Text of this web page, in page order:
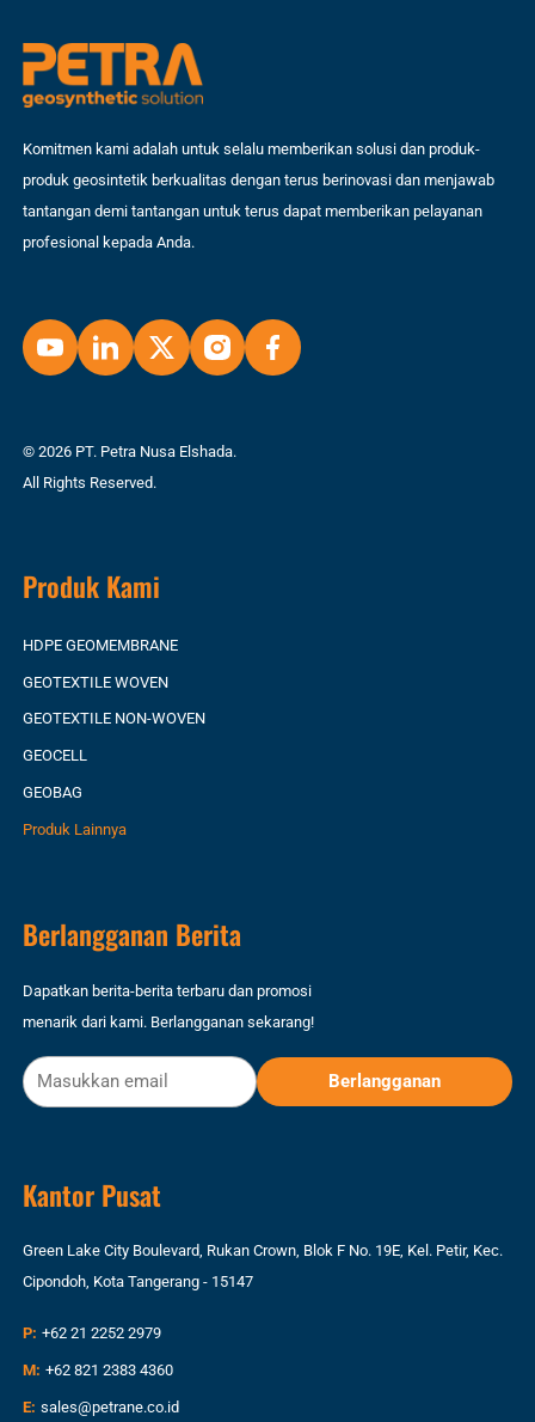
Komitmen kami adalah untuk selalu memberikan solusi dan produk-
produk geosintetik berkualitas dengan terus berinovasi dan menjawab
tantangan demi tantangan untuk terus dapat memberikan pelayanan
profesional kepada Anda.
© 2026 PT. Petra Nusa Elshada.
All Rights Reserved.
Produk Kami
HDPE GEOMEMBRANE
GEOTEXTILE WOVEN
GEOTEXTILE NON-WOVEN
GEOCELL
GEOBAG
Produk Lainnya
Berlangganan Berita
Dapatkan berita-berita terbaru dan promosi
menarik dari kami. Berlangganan sekarang!
Kantor Pusat
Green Lake City Boulevard, Rukan Crown, Blok F No. 19E, Kel. Petir, Kec.
Cipondoh, Kota Tangerang - 15147
P: +62 21 2252 2979
M: +62 821 2383 4360
E: sales@petrane.co.id